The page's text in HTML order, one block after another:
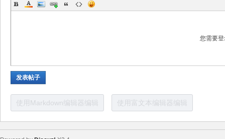
您需要
发表帖子
使用Markdown编辑器编辑 使用富文本编辑器编辑